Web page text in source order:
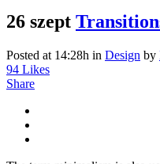
26 szept
Posted at 14:28h in Design by
94 Likes
Share